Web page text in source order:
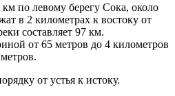
км по левому берегу Сока, около
в 2 километрах к востоку от
составляет 97 км.
от 65 метров до 4 километров
от устья к истоку.